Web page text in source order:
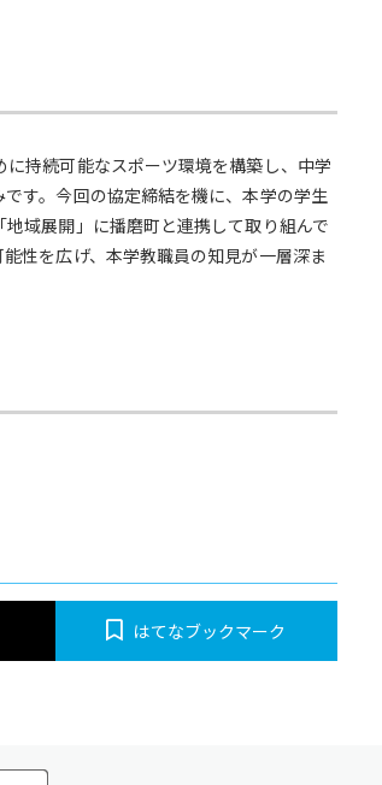
持続可能なスポーツ環境を構築し、中学
す。今回の協定締結を機に、本学の学生
域展開」に播磨町と連携して取り組んで
性を広げ、本学教職員の知見が一層深ま
はてなブックマーク